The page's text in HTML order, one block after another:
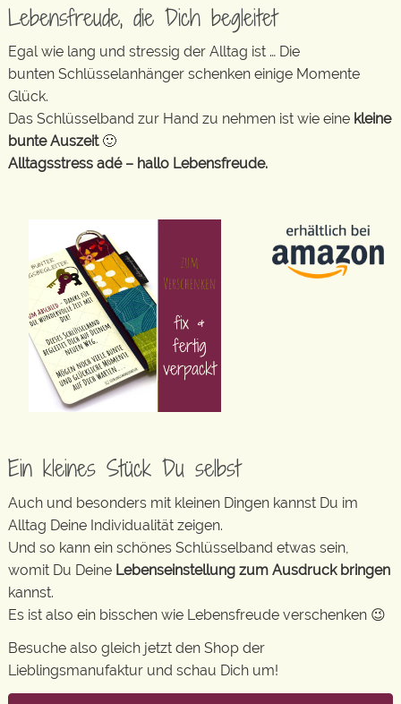
Lebensfreude, die Dich begleitet
Egal wie lang und stressig der Alltag ist … Die
bunten Schlüsselanhänger schenken einige Momente
Glück.
Das Schlüsselband zur Hand zu nehmen ist wie eine kleine
bunte Auszeit🙂
Alltagsstress adé – hallo Lebensfreude.
Ein kleines Stück Du selbst
Auch und besonders mit kleinen Dingen kannst Du im
Alltag Deine Individualität zeigen.
Und so kann ein schönes Schlüsselband etwas sein,
womit Du Deine Lebenseinstellung zum Ausdruck bringen
kannst.
Es ist also ein bisschen wie Lebensfreude verschenken 😉
Besuche also gleich jetzt den Shop der
Lieblingsmanufaktur und schau Dich um!